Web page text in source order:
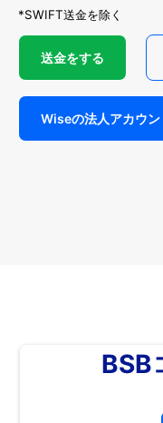
*SWIFT送金を除く
送金をする
Wiseの法人アカウン
BSB